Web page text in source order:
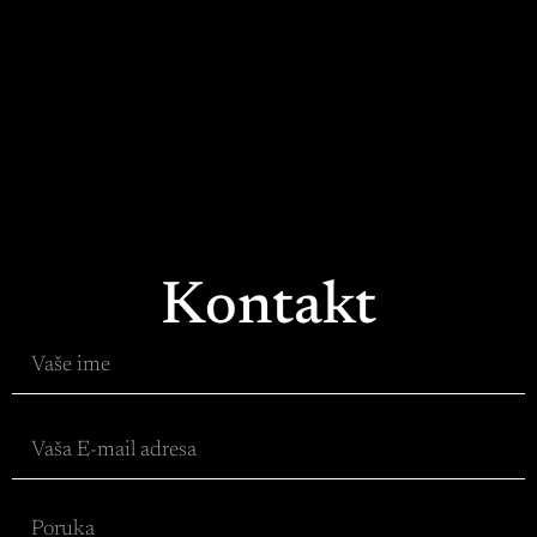
Kontakt